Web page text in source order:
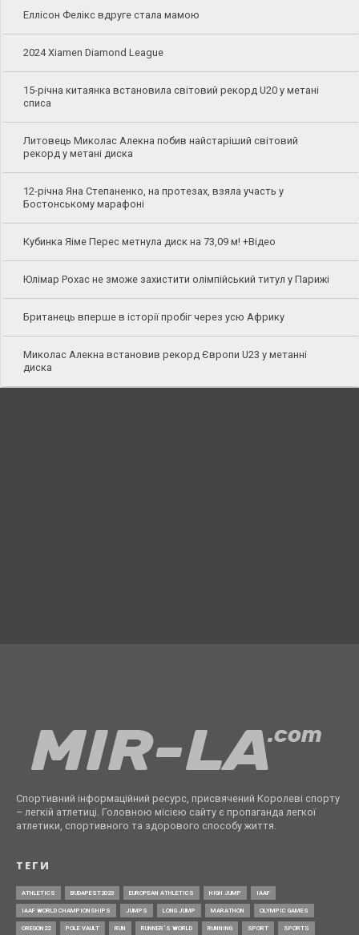
Еллісон Фелікс вдруге стала мамою
2024 Xiamen Diamond League
15-річна китаянка встановила світовий рекорд U20 у метані
списа
Литовець Миколас Алекна побив найстаріший світовий
рекорд у метані диска
12-річна Яна Степаненко, на протезах, взяла участь у
Бостонському марафоні
Кубинка Яіме Перес метнула диск на 73,09 м! +Відео
Юлімар Рохас не зможе захистити олімпійський титул у Парижі
Британець вперше в історії пробіг через усю Африку
Миколас Алекна встановив рекорд Європи U23 у метанні
диска
Спортивний інформаційний ресурс, присвячений Королеві спорту
– легкій атлетиці. Головною місією сайту є пропаганда легкої
атлетики, спортивного та здорового способу життя.
ТЕГИ
ATHLETICS BUDAPEST2023 EUROPEAN ATHLETICS HIGH JUMP IAAF
IAAF WORLD CHAMPIONSHIPS JUMPS LONG JUMP MARATHON OLYMPIC GAMES
OREGON22 POLE VAULT RUN RUNNER’S WORLD RUNNING SPORT SPORTS